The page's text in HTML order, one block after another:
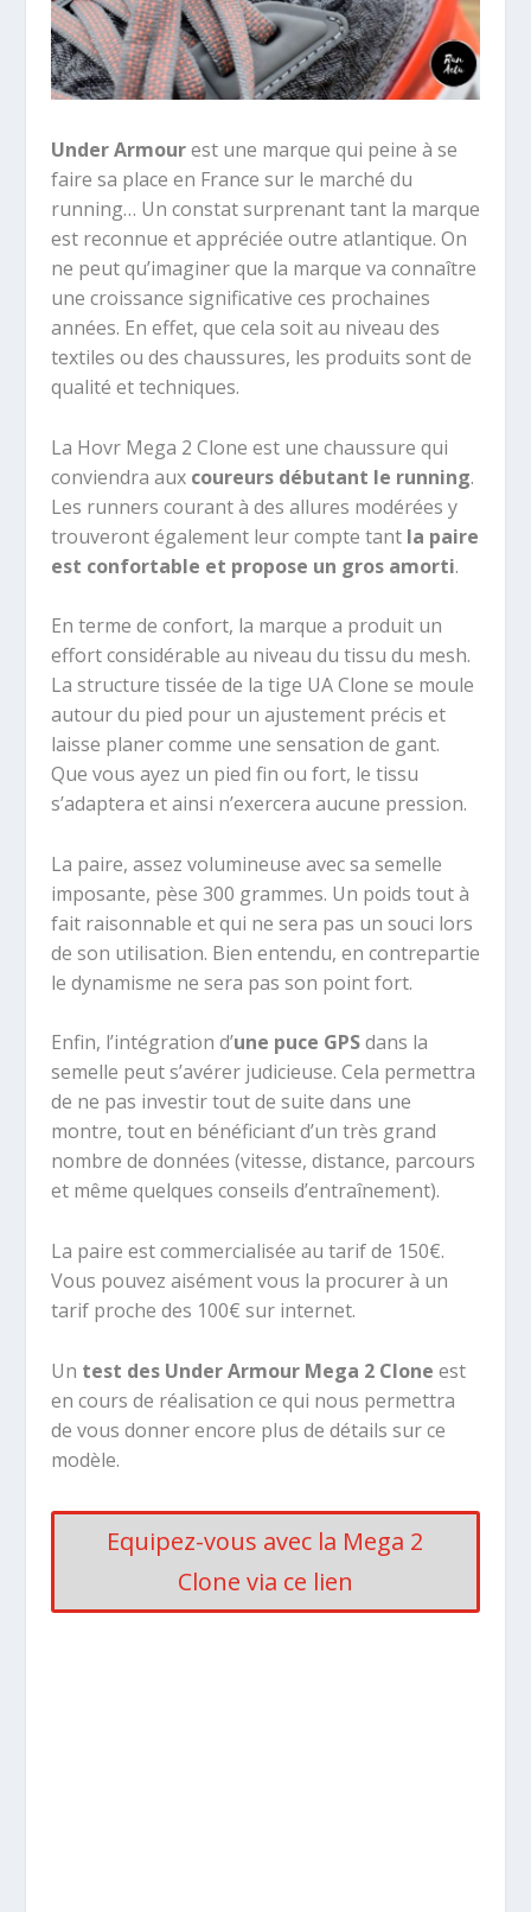
Under Armourest une marque qui peine à se
faire sa place en France sur le marché du
running… Un constat surprenant tant la marque
est reconnue et appréciée outre atlantique. On
ne peut qu’imaginer que la marque va connaître
une croissance significative ces prochaines
années. En effet, que cela soit au niveau des
textiles ou des chaussures, les produits sont de
qualité et techniques.
La Hovr Mega 2 Clone est une chaussure qui
conviendra aux coureurs débutant le running.
Les runners courant à des allures modérées y
trouveront également leur compte tant la paire
est confortable et propose un gros amorti.
En terme de confort, la marque a produit un
effort considérable au niveau du tissu du mesh.
La structure tissée de la tige UA Clone se moule
autour du pied pour un ajustement précis et
laisse planer comme une sensation de gant.
Que vous ayez un pied fin ou fort, le tissu
s’adaptera et ainsi n’exercera aucune pression.
La paire, assez volumineuse avec sa semelle
imposante, pèse 300 grammes. Un poids tout à
fait raisonnable et qui ne sera pas un souci lors
de son utilisation. Bien entendu, en contrepartie
le dynamisme ne sera pas son point fort.
Enfin, l’intégration d’une puce GPSdans la
semelle peut s’avérer judicieuse. Cela permettra
de ne pas investir tout de suite dans une
montre, tout en bénéficiant d’un très grand
nombre de données (vitesse, distance, parcours
et même quelques conseils d’entraînement).
La paire est commercialisée au tarif de 150€.
Vous pouvez aisément vous la procurer à un
tarif proche des 100€ sur internet.
Un test des Under Armour Mega 2 Clone est
en cours de réalisation ce qui nous permettra
de vous donner encore plus de détails sur ce
modèle.
Equipez-vous avec la Mega 2
Clone via ce lien